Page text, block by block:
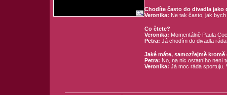
Chodíte často do divadla jako
Veronika: Ne tak často, jak
Co čtete?
Veronika: Momentálně Paula
Petra: Já chodím do divadla
Jaké máte, samozřejmě
Petra: No, na nic ostatního není
Veronika: Já moc ráda sportuju.